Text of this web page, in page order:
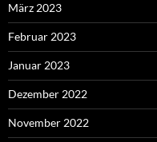
März 2023
Februar 2023
Januar 2023
Dezember 2022
November 2022